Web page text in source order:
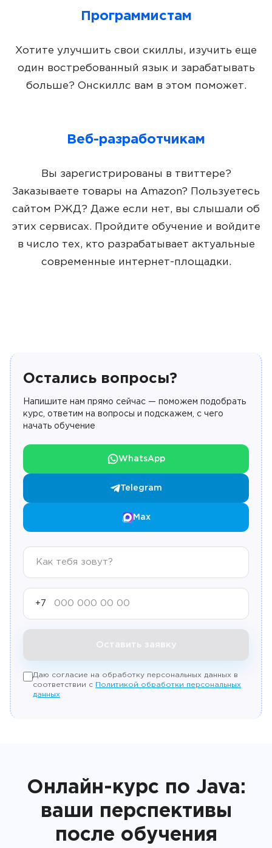
Программистам
Хотите улучшить свои скиллы, изучить еще
один востребованный язык и зарабатывать
больше? Онскиллс вам в этом поможет.
Веб-разработчикам
Вы зарегистрированы в твиттере?
Заказываете товары на Amazon? Пользуетесь
сайтом РЖД? Даже если нет, вы слышали об
этих сервисах. Пройдите обучение и войдите
в число тех, кто разрабатывает актуальные
современные интернет-площадки.
Остались вопросы?
Напишите нам прямо сейчас — поможем подобрать
курс, ответим на вопросы и подскажем, с чего
начать обучение
WhatsApp
Telegram
Max
+7
Оставить заявку
Даю согласие на обработку персональных данных в
соответствии с Политикой обработки персональных
данных
Онлайн-курс по Java:
ваши перспективы
после обучения